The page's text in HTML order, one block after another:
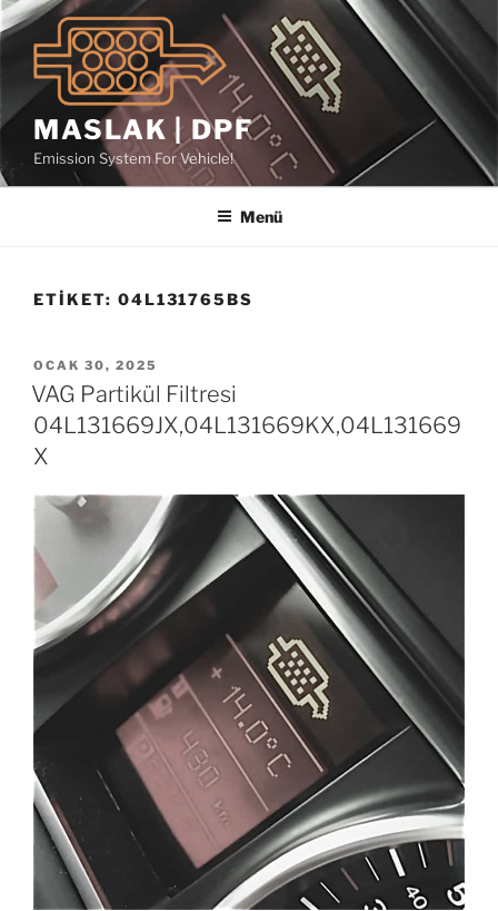
İçeriğe
geç
MASLAK | DPF
Emission System For Vehicle!
Menü
ETIKET: 04L131765BS
YAYIM
TARIHI
OCAK 30, 2025
VAG Partikül Filtresi
04L131669JX,04L131669KX,04L131669
X